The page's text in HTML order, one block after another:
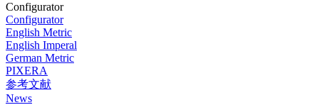
Configurator
Configurator
English Metric
English Imperal
German Metric
PIXERA
参考文献
News